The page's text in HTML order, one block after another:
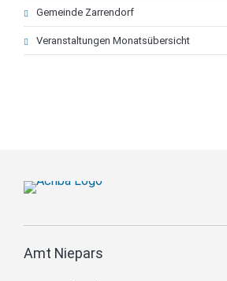
Gemeinde Zarrendorf
Veranstaltungen Monatsübersicht
Amt Niepars